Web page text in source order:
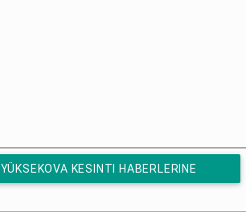
YÜKSEKOVA KESINTI HABERLERINE